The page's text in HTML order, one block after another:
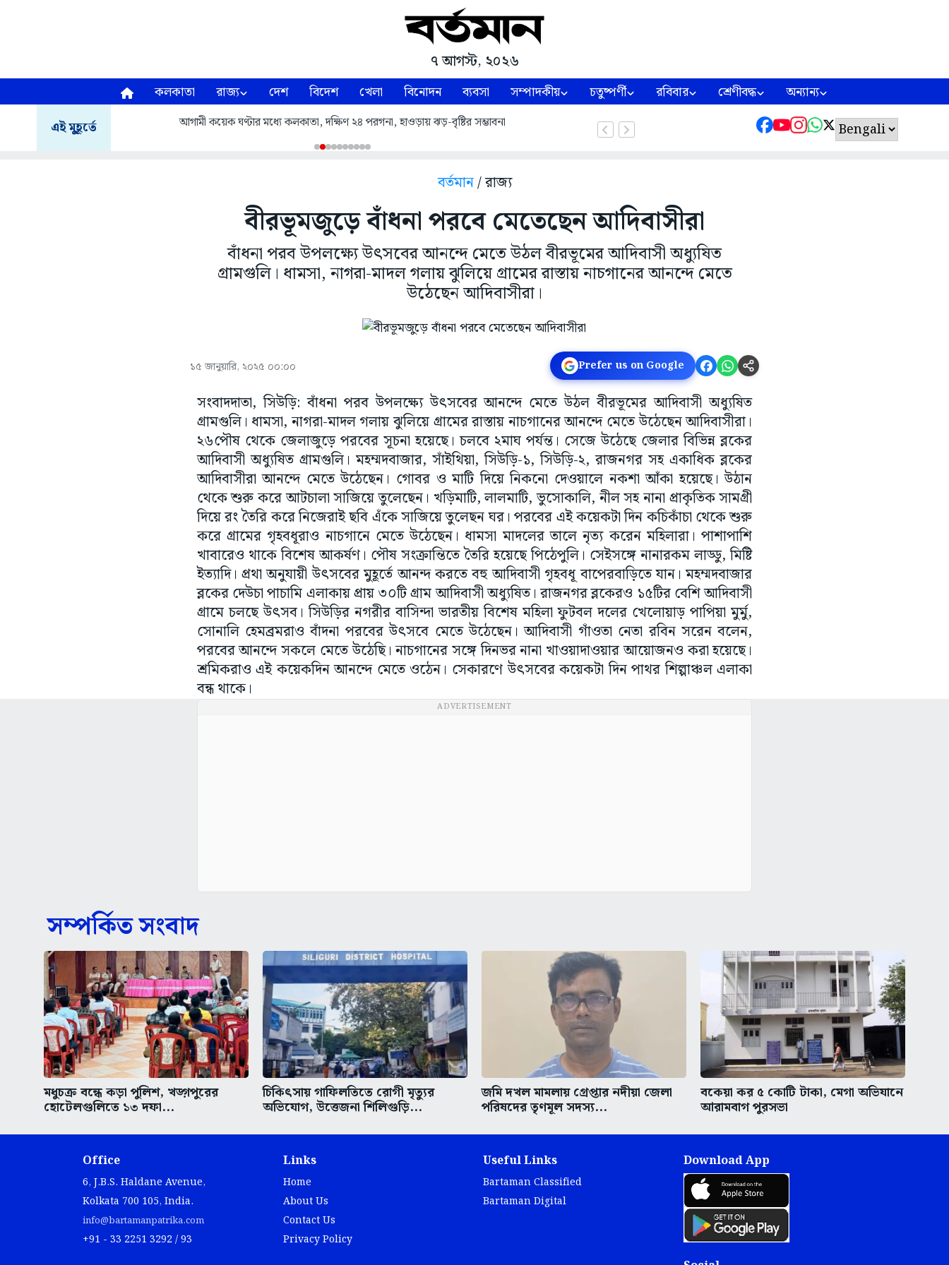
৭ আগস্ট, ২০২৬
কলকাতা রাজ্য দেশ বিদেশ খেলা বিনোদন ব্যবসা সম্পাদকীয় চতুষ্পর্ণী রবিবার শ্রেণীবদ্ধ অন্যান্য
এই মুহূর্তে আগামী কয়েক ঘণ্টার মধ্যে কলকাতা, দক্ষিণ ২৪ পরগনা, হাওড়ায় ঝড়-বৃষ্টির সম্ভাবনা
বর্তমান/ রাজ্য
বীরভূমজুড়ে বাঁধনা পরবে মেতেছেন আদিবাসীরা
বাঁধনা পরব উপলক্ষ্যে উৎসবের আনন্দে মেতে উঠল বীরভূমের আদিবাসী অধ্যুষিত
গ্রামগুলি। ধামসা, নাগরা-মাদল গলায় ঝুলিয়ে গ্রামের রাস্তায় নাচগানের আনন্দে মেতে
উঠেছেন আদিবাসীরা।
১৫ জানুয়ারি, ২০২৫ ০০:০০ Prefer us on Google
সংবাদদাতা, সিউড়ি: বাঁধনা পরব উপলক্ষ্যে উৎসবের আনন্দে মেতে উঠল বীরভূমের আদিবাসী অধ্যুষিত
গ্রামগুলি। ধামসা, নাগরা-মাদল গলায় ঝুলিয়ে গ্রামের রাস্তায় নাচগানের আনন্দে মেতে উঠেছেন আদিবাসীরা।
২৬পৌষ থেকে জেলাজুড়ে পরবের সূচনা হয়েছে। চলবে ২মাঘ পর্যন্ত। সেজে উঠেছে জেলার বিভিন্ন ব্লকের
আদিবাসী অধ্যুষিত গ্রামগুলি। মহম্মদবাজার, সাঁইথিয়া, সিউড়ি-১, সিউড়ি-২, রাজনগর সহ একাধিক ব্লকের
আদিবাসীরা আনন্দে মেতে উঠেছেন। গোবর ও মাটি দিয়ে নিকনো দেওয়ালে নকশা আঁকা হয়েছে। উঠান
থেকে শুরু করে আটচালা সাজিয়ে তুলেছেন। খড়িমাটি, লালমাটি, ভুসোকালি, নীল সহ নানা প্রাকৃতিক সামগ্রী
দিয়ে রং তৈরি করে নিজেরাই ছবি এঁকে সাজিয়ে তুলেছন ঘর। পরবের এই কয়েকটা দিন কচিকাঁচা থেকে শুরু
করে গ্রামের গৃহবধূরাও নাচগানে মেতে উঠেছেন। ধামসা মাদলের তালে নৃত্য করেন মহিলারা। পাশাপাশি
খাবারেও থাকে বিশেষ আকর্ষণ। পৌষ সংক্রান্তিতে তৈরি হয়েছে পিঠেপুলি। সেইসঙ্গে নানারকম লাড্ডু, মিষ্টি
ইত্যাদি। প্রথা অনুযায়ী উৎসবের মুহূর্তে আনন্দ করতে বহু আদিবাসী গৃহবধূ বাপেরবাড়িতে যান। মহম্মদবাজার
ব্লকের দেউচা পাচামি এলাকায় প্রায় ৩০টি গ্রাম আদিবাসী অধ্যুষিত। রাজনগর ব্লকেরও ১৫টির বেশি আদিবাসী
গ্রামে চলছে উৎসব। সিউড়ির নগরীর বাসিন্দা ভারতীয় বিশেষ মহিলা ফুটবল দলের খেলোয়াড় পাপিয়া মুর্মু,
সোনালি হেমব্রমরাও বাঁদনা পরবের উৎসবে মেতে উঠেছেন। আদিবাসী গাঁওতা নেতা রবিন সরেন বলেন,
পরবের আনন্দে সকলে মেতে উঠেছি। নাচগানের সঙ্গে দিনভর নানা খাওয়াদাওয়ার আয়োজনও করা হয়েছে।
শ্রমিকরাও এই কয়েকদিন আনন্দে মেতে ওঠেন। সেকারণে উৎসবের কয়েকটা দিন পাথর শিল্পাঞ্চল এলাকা
বন্ধ থাকে।
ADVERTISEMENT
সম্পর্কিত সংবাদ
মধুচক্র বন্ধে কড়া পুলিশ, খড়্গপুরের
হোটেলগুলিতে ১৩ দফা...
চিকিৎসায় গাফিলতিতে রোগী মৃত্যুর
অভিযোগ, উত্তেজনা শিলিগুড়ি...
জমি দখল মামলায় গ্রেপ্তার নদীয়া জেলা
পরিষদের তৃণমূল সদস্য...
বকেয়া কর ৫ কোটি টাকা, মেগা অভিযানে
আরামবাগ পুরসভা
Office
6, J.B.S. Haldane Avenue,
Kolkata 700 105, India.
info@bartamanpatrika.com
+91 - 33 2251 3292 / 93
Links
Home
About Us
Contact Us
Privacy Policy
Useful Links
Bartaman Classified
Bartaman Digital
Download App